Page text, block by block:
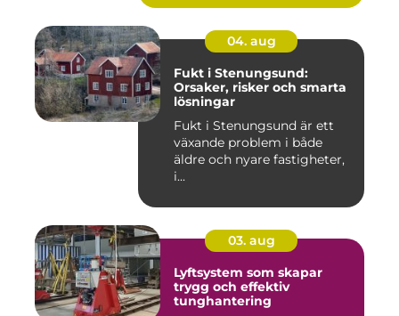
04. aug
Fukt i Stenungsund:
Orsaker, risker och smarta
lösningar
Fukt i Stenungsund är ett
växande problem i både
äldre och nyare fastigheter,
i...
03. aug
Lyftsystem som skapar
trygg och effektiv
tunghantering